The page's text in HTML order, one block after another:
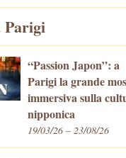
Parigi
“Passion Japon”: a
Parigi la grande
immersiva sulla
nipponica
19/03/26 – 23/08/26